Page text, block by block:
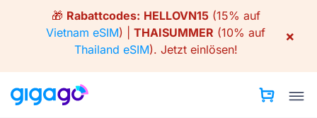
🎁 Rabattcodes: HELLOVN15(15% auf
Vietnam eSIM) | THAISUMMER (10% auf
Thailand eSIM). Jetzt einlösen!
×